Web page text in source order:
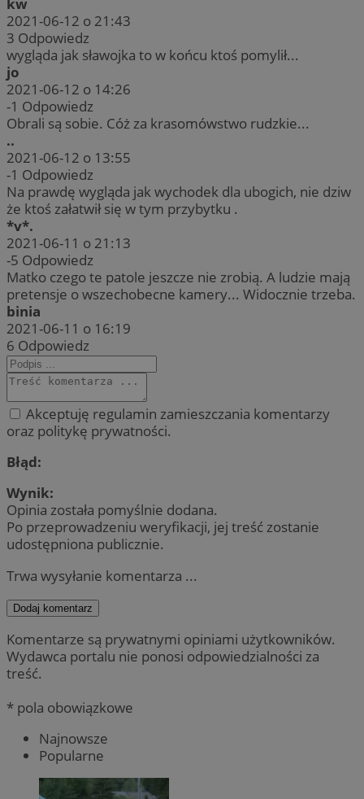
2021-06-12 o 21:43
3 Odpowiedz
wygląda jak sławojka to w końcu ktoś pomylił...
jo
2021-06-12 o 14:26
-1 Odpowiedz
Obrali są sobie. Cóż za krasomówstwo rudzkie...
..
2021-06-12 o 13:55
-1 Odpowiedz
Na prawdę wygląda jak wychodek dla ubogich, nie dziw
że ktoś załatwił się w tym przybytku .
*v*.
2021-06-11 o 21:13
-5 Odpowiedz
Matko czego te patole jeszcze nie zrobią. A ludzie mają
pretensje o wszechobecne kamery... Widocznie trzeba.
binia
2021-06-11 o 16:19
6 Odpowiedz
Akceptuję regulamin zamieszczania komentarzy
oraz politykę prywatności.
Błąd:
Wynik:
Opinia została pomyślnie dodana.
Po przeprowadzeniu weryfikacji, jej treść zostanie
udostępniona publicznie.
Trwa wysyłanie komentarza ...
Dodaj komentarz
Komentarze są prywatnymi opiniami użytkowników.
Wydawca portalu nie ponosi odpowiedzialności za
treść.
* pola obowiązkowe
Najnowsze
Popularne